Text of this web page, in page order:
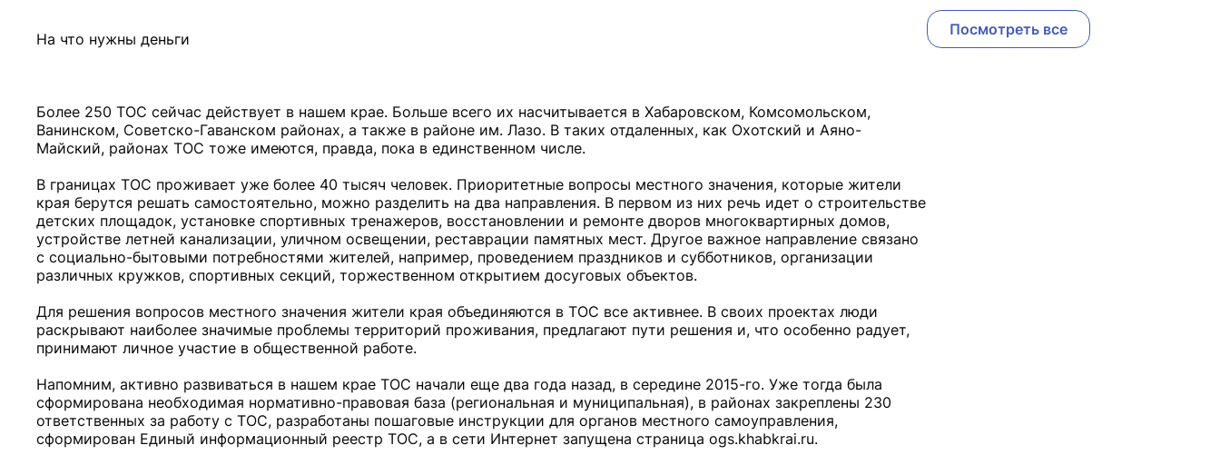
На что нужны деньги
Более 250 ТОС сейчас действует в нашем крае. Больше всего их насчитывается в Хабаровском, Комсомольском,
Ванинском, Советско-Гаванском районах, а также в районе им. Лазо. В таких отдаленных, как Охотский и Аяно-
Майский, районах ТОС тоже имеются, правда, пока в единственном числе.
В границах ТОС проживает уже более 40 тысяч человек. Приоритетные вопросы местного значения, которые жители
края берутся решать самостоятельно, можно разделить на два направления. В первом из них речь идет о строительстве
детских площадок, установке спортивных тренажеров, восстановлении и ремонте дворов многоквартирных домов,
устройстве летней канализации, уличном освещении, реставрации памятных мест. Другое важное направление связано
с социально-бытовыми потребностями жителей, например, проведением праздников и субботников, организации
различных кружков, спортивных секций, торжественном открытием досуговых объектов.
Для решения вопросов местного значения жители края объединяются в ТОС все активнее. В своих проектах люди
раскрывают наиболее значимые проблемы территорий проживания, предлагают пути решения и, что особенно радует,
принимают личное участие в общественной работе.
Напомним, активно развиваться в нашем крае ТОС начали еще два года назад, в середине 2015-го. Уже тогда была
сформирована необходимая нормативно-правовая база (региональная и муниципальная), в районах закреплены 230
ответственных за работу с ТОС, разработаны пошаговые инструкции для органов местного самоуправления,
сформирован Единый информационный реестр ТОС, а в сети Интернет запущена страница ogs.khabkrai.ru.
Посмотреть все